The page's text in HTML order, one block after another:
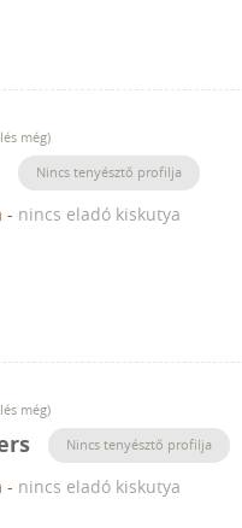
még)
Nincs tenyésztő profilja
- nincs eladó kiskutya
még)
Nincs tenyésztő profilja
- nincs eladó kiskutya